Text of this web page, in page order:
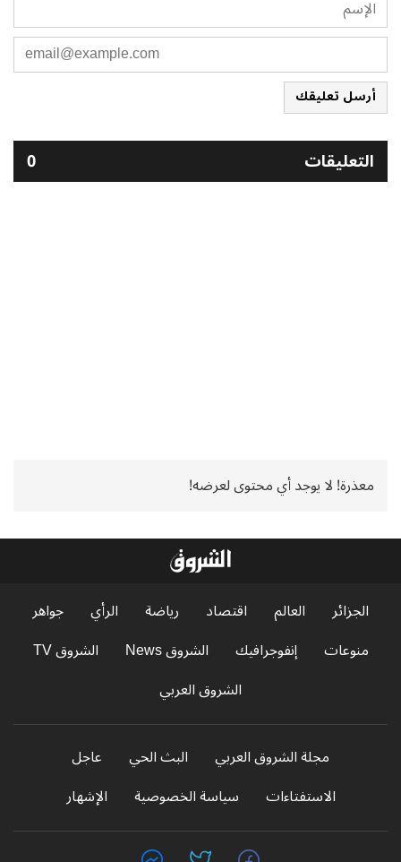
أرسل تعليقك
التعليقات 0
معذرة! لا يوجد أي محتوى لعرضه!
الجزائر العالم اقتصاد رياضة الرأي
جواهر
منوعات
إنفوجرافيك الشروق News
الشروق TV
الشروق العربي
مجلة الشروق العربي البث الحي
عاجل
الاستفتاءات
سياسة الخصوصية الإشهار